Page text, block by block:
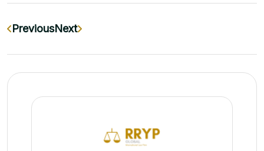
PreviousNext